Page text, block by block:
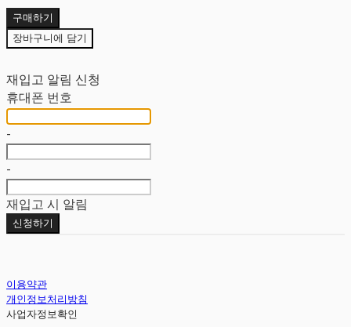
구매하기
장바구니에 담기
재입고 알림 신청
휴대폰 번호
-
-
재입고 시 알림
신청하기
이용약관
개인정보처리방침
사업자정보확인